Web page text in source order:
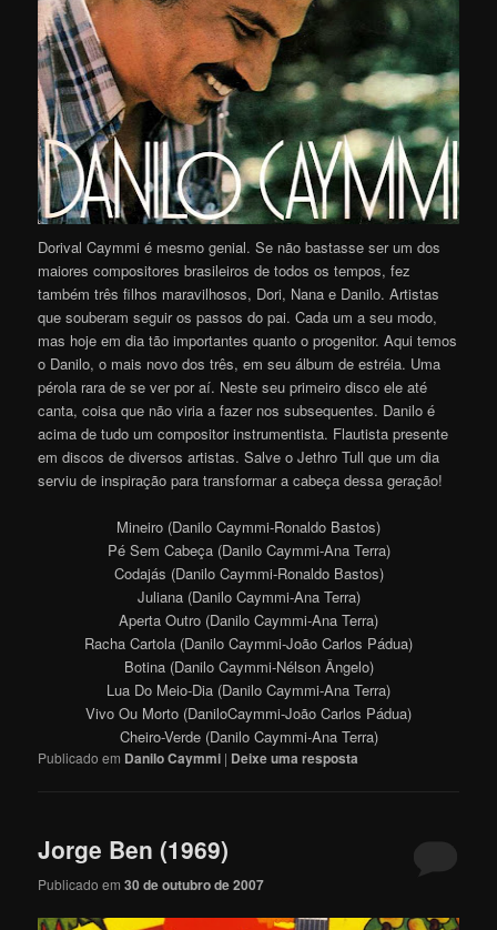
Dorival Caymmi é mesmo genial. Se não bastasse ser um dos
maiores compositores brasileiros de todos os tempos, fez
também três filhos maravilhosos, Dori, Nana e Danilo. Artistas
que souberam seguir os passos do pai. Cada um a seu modo,
mas hoje em dia tão importantes quanto o progenitor. Aqui temos
o Danilo, o mais novo dos três, em seu álbum de estréia. Uma
pérola rara de se ver por aí. Neste seu primeiro disco ele até
canta, coisa que não viria a fazer nos subsequentes. Danilo é
acima de tudo um compositor instrumentista. Flautista presente
em discos de diversos artistas. Salve o Jethro Tull que um dia
serviu de inspiração para transformar a cabeça dessa geração!
Mineiro (Danilo Caymmi-Ronaldo Bastos)
Pé Sem Cabeça (Danilo Caymmi-Ana Terra)
Codajás (Danilo Caymmi-Ronaldo Bastos)
Juliana (Danilo Caymmi-Ana Terra)
Aperta Outro (Danilo Caymmi-Ana Terra)
Racha Cartola (Danilo Caymmi-João Carlos Pádua)
Botina (Danilo Caymmi-Nélson Ângelo)
Lua Do Meio-Dia (Danilo Caymmi-Ana Terra)
Vivo Ou Morto (DaniloCaymmi-João Carlos Pádua)
Cheiro-Verde (Danilo Caymmi-Ana Terra)
Publicado em Danilo Caymmi | Deixe uma resposta
Jorge Ben (1969)
Publicado em30 de outubro de 2007